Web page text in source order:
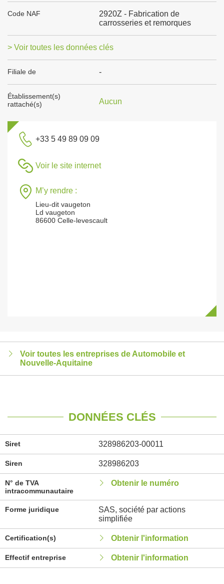
Code NAF
2920Z - Fabrication de
carrosseries et remorques
> Voir toutes les données clés
Filiale de -
Établissement(s)
rattaché(s)
Aucun
+33 5 49 89 09 09
Voir le site internet
M’y rendre :
Lieu-dit vaugeton
Ld vaugeton
86600 Celle-levescault
Voir toutes les entreprises de Automobile et
Nouvelle-Aquitaine
DONNÉES CLÉS
Siret 328986203-00011
Siren 328986203
N° de TVA
intracommunautaire
Obtenir le numéro
Forme juridique
SAS, société par actions
simplifiée
Certification(s) Obtenir l'information
Effectif entreprise Obtenir l'information